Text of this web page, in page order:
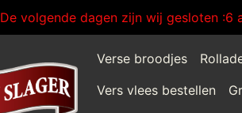
De volgende dagen zijn wij gesloten :6
Verse broodjes
Vers vlees bestellen